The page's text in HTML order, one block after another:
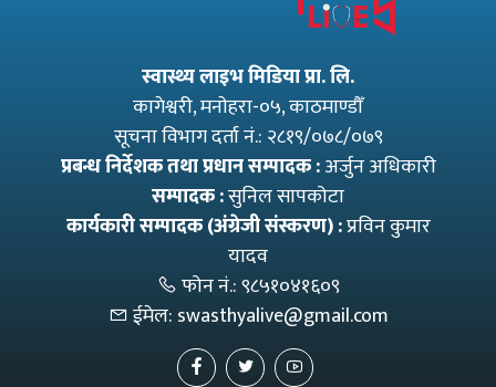
स्वास्थ्य लाइभ मिडिया प्रा. लि.
कागेश्वरी, मनाेहरा-०५, काठमाण्डौँ
सूचना विभाग दर्ता नं.: २८१९/०७८/०७९
प्रबन्ध निर्देशक तथा प्रधान सम्पादक :अर्जुन अधिकारी
सम्पादक :सुनिल सापकोटा
कार्यकारी सम्पादक (अंग्रेजी संस्करण) :प्रविन कुमार
यादव
फोन नं.:९८५१०४१६०९
ईमेल: swasthyalive@gmail.com